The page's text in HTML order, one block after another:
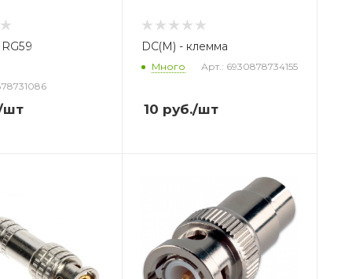
DC(M) - клемма
Много Арт.: 6930878734155
10 руб./шт